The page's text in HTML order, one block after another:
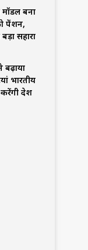
बना
पेंशन,
सहारा
बढ़ाया
भारतीय
करेंगी देश